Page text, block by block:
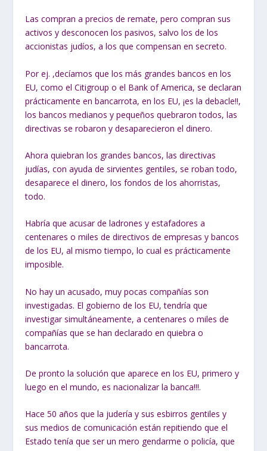
Las compran a precios de remate, pero compran sus
activos y desconocen los pasivos, salvo los de los
accionistas judíos, a los que compensan en secreto.
Por ej. ,decíamos que los más grandes bancos en los
EU, como el Citigroup o el Bank of America, se declaran
prácticamente en bancarrota, en los EU, ¡es la debacle!!,
los bancos medianos y pequeños quebraron todos, las
directivas se robaron y desaparecieron el dinero.
Ahora quiebran los grandes bancos, las directivas
judías, con ayuda de sirvientes gentiles, se roban todo,
desaparece el dinero, los fondos de los ahorristas,
todo.
Habría que acusar de ladrones y estafadores a
centenares o miles de directivos de empresas y bancos
de los EU, al mismo tiempo, lo cual es prácticamente
imposible.
No hay un acusado, muy pocas compañías son
investigadas. El gobierno de los EU, tendría que
investigar simultáneamente, a centenares o miles de
compañías que se han declarado en quiebra o
bancarrota.
De pronto la solución que aparece en los EU, primero y
luego en el mundo, es nacionalizar la banca!!!.
Hace 50 años que la judería y sus esbirros gentiles y
sus medios de comunicación están repitiendo que el
Estado tenía que ser un mero gendarme o policía, que